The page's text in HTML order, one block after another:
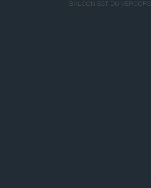
BALCON EST DU VERCORS